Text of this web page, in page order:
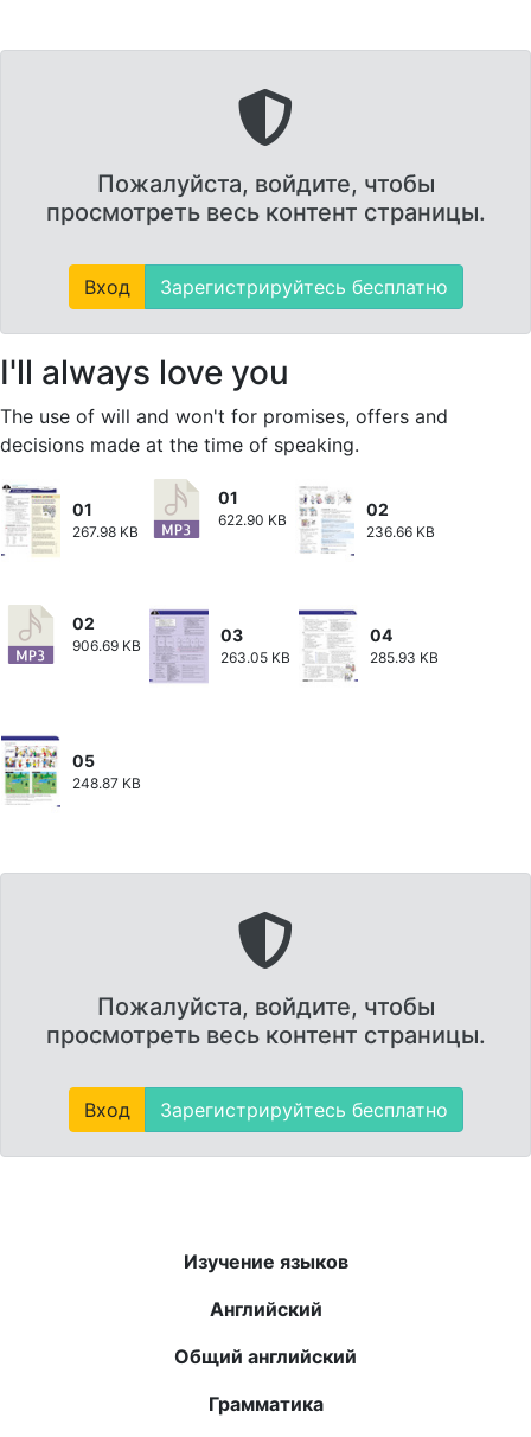
Пожалуйста, войдите, чтобы
просмотреть весь контент страницы.
Вход Зарегистрируйтесь бесплатно
I'll always love you
The use of will and won't for promises, offers and
decisions made at the time of speaking.
01
267.98 KB
01
622.90 KB
02
236.66 KB
02
906.69 KB
03
263.05 KB
04
285.93 KB
05
248.87 KB
Пожалуйста, войдите, чтобы
просмотреть весь контент страницы.
Вход Зарегистрируйтесь бесплатно
Изучение языков
Английский
Общий английский
Грамматика